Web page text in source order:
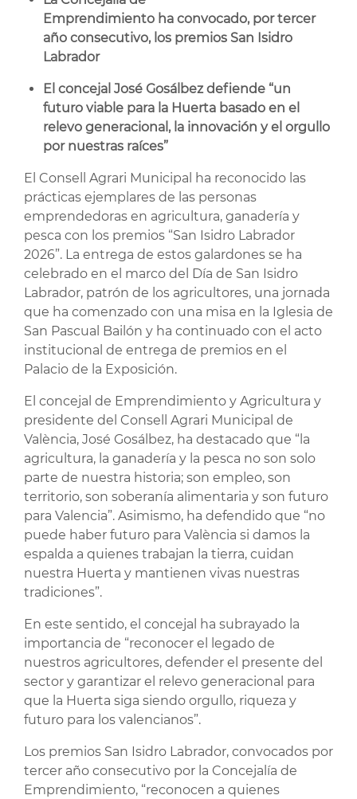
Emprendimiento ha convocado, por tercer
año consecutivo, los premios San Isidro
Labrador
El concejal José Gosálbez defiende “un
futuro viable para la Huerta basado en el
relevo generacional, la innovación y el orgullo
por nuestras raíces”
El Consell Agrari Municipal ha reconocido las
prácticas ejemplares de las personas
emprendedoras en agricultura, ganadería y
pesca con los premios “San Isidro Labrador
2026”. La entrega de estos galardones se ha
celebrado en el marco del Día de San Isidro
Labrador, patrón de los agricultores, una jornada
que ha comenzado con una misa en la Iglesia de
San Pascual Bailón y ha continuado con el acto
institucional de entrega de premios en el
Palacio de la Exposición.
El concejal de Emprendimiento y Agricultura y
presidente del Consell Agrari Municipal de
València, José Gosálbez, ha destacado que “la
agricultura, la ganadería y la pesca no son solo
parte de nuestra historia; son empleo, son
territorio, son soberanía alimentaria y son futuro
para Valencia”. Asimismo, ha defendido que “no
puede haber futuro para València si damos la
espalda a quienes trabajan la tierra, cuidan
nuestra Huerta y mantienen vivas nuestras
tradiciones”.
En este sentido, el concejal ha subrayado la
importancia de “reconocer el legado de
nuestros agricultores, defender el presente del
sector y garantizar el relevo generacional para
que la Huerta siga siendo orgullo, riqueza y
futuro para los valencianos”.
Los premios San Isidro Labrador, convocados por
tercer año consecutivo por la Concejalía de
Emprendimiento, “reconocen a quienes